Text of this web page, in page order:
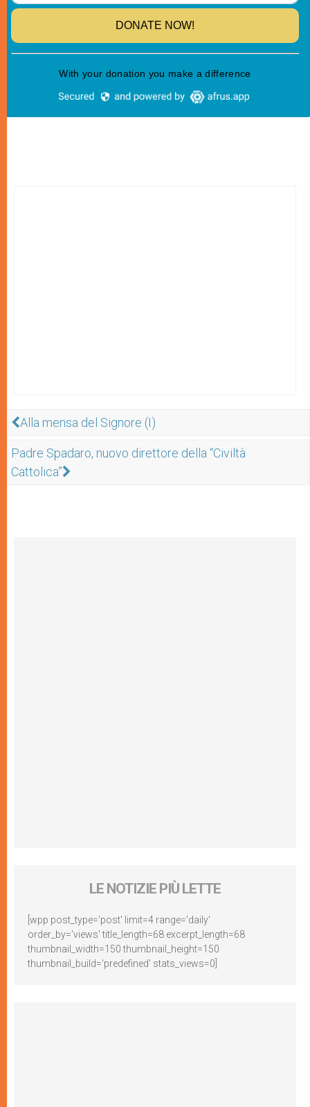
Alla mensa del Signore (I)
Padre Spadaro, nuovo direttore della “Civiltà
Cattolica”
LE NOTIZIE PIÙ LETTE
[wpp post_type='post' limit=4 range='daily'
order_by='views' title_length=68 excerpt_length=68
thumbnail_width=150 thumbnail_height=150
thumbnail_build='predefined' stats_views=0]